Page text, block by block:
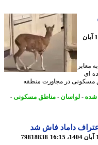
در مجاورت منطقه
-لواسان-مناطق مسکونی-
داماد فاش شد
79818838